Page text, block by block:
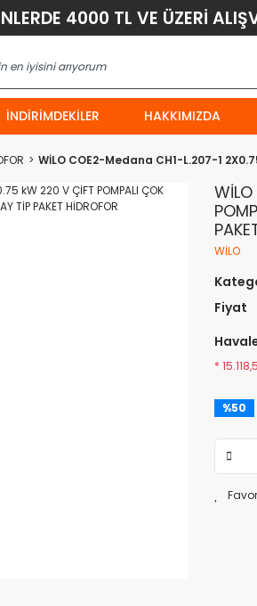
4000 TL VE ÜZERİ
İNDIRIMDEKILER HAKKIMIZDA
WİLO COE2-Medana CH1-L.207-1
WİLO
Fiyat
*
%50